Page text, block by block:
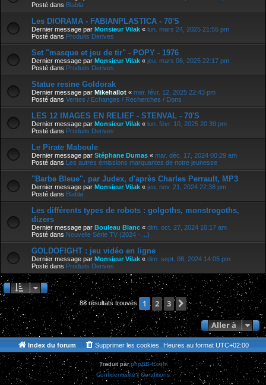
Posté dans Blabla
Les DIORAMA - FABIANPLASTICA - 70'S
Dernier message par Monsieur Vilak « lun. mars 24, 2025 21:55 pm
Posté dans Produits Derives
Set "masque et jeu de tir" - POPY - 1976
Dernier message par Monsieur Vilak « jeu. mars 06, 2025 22:17 pm
Posté dans Produits Derives
Statue resine Goldorak
Dernier message par Mikehallot « mer. févr. 12, 2025 22:43 pm
Posté dans Ventes / Echanges / Recherches / Dons
LES 12 IMAGES EN RELIEF - STENVAL - 70'S
Dernier message par Monsieur Vilak « lun. févr. 10, 2025 20:39 pm
Posté dans Produits Derives
Le Pirate Maboule
Dernier message par Stéphane Dumas « mar. déc. 17, 2024 00:29 am
Posté dans Les autres émissions marquantes de notre jeunesse
"Barbe Bleue", par Judex, d'après Charles Perrault, MP3
Dernier message par Monsieur Vilak « jeu. nov. 21, 2024 22:38 pm
Posté dans Blabla
Les différents types de robots : golgoths, monstrogoths,
dizers
Dernier message par Bouleau Blanc « dim. oct. 27, 2024 10:17 am
Posté dans Nouvelle Série TV (2024 - ...)
GOLDOFIGHT : jeu vidéo en ligne
Dernier message par Monsieur Vilak « dim. sept. 08, 2024 14:05 pm
Posté dans Produits Derives
88 résultats trouvés 1 2 3
Suivante
Aller à
Index du forum Heures au format UTC+02:00
Supprimer les cookies
Traduit parphpBB-fr.com
Confidentialité| Conditions